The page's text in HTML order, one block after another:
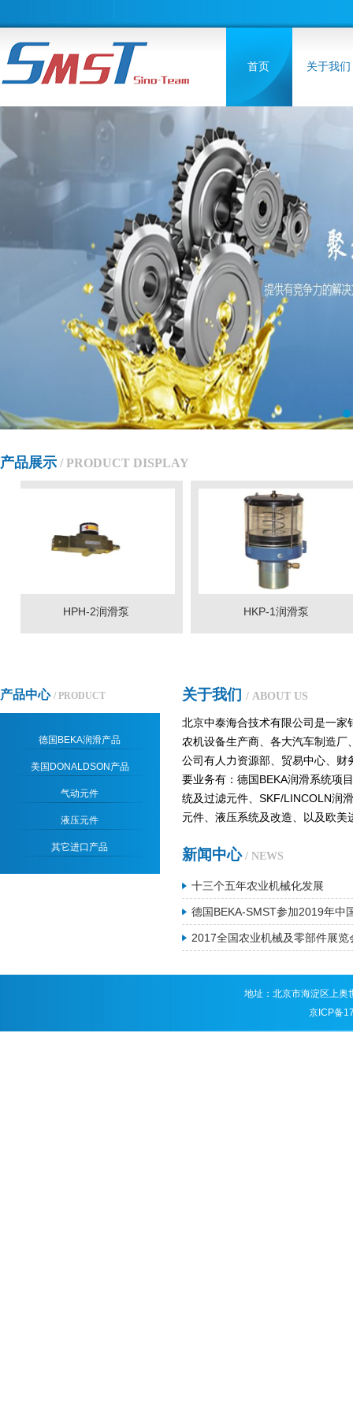
首页 关于我们
产品展示 / PRODUCT DISPLAY
HPH-2润滑泵 HKP-1润滑泵
产品中心 / PRODUCT
德国BEKA润滑产品
美国DONALDSON产品
气动元件
液压元件
其它进口产品
关于我们 / ABOUT US
北京中泰海合技术有限公司是一
农机设备生产商、各大汽车制造
公司有人力资源部、贸易中心、
要业务有：德国BEKA润滑系统项
统及过滤元件、SKF/LINCOLN润
元件、液压系统及改造、以及欧美
新闻中心/ NEWS
十三个五年农业机械化发展
德国BEKA-SMST参加2019年中
2017全国农业机械及零部件展览
地址：北京市海淀区上
京ICP备